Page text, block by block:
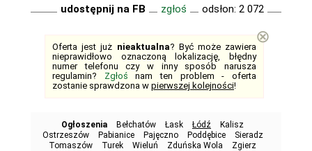
udostępnij na FB zgłoś odsłon: 2 072
Oferta jest już nieaktualna? Być może zawiera
nieprawidłowo oznaczoną lokalizację, błędny
numer telefonu czy w inny sposób narusza
regulamin? Zgłoś nam ten problem - oferta
zostanie sprawdzona w pierwszej kolejności!
⊗
Ogłoszenia Bełchatów Łask Łódź
Kalisz
Ostrzeszów
Pabianice Pajęczno Poddębice
Sieradz
Tomaszów
Turek Wieluń Zduńska Wola Zgierz